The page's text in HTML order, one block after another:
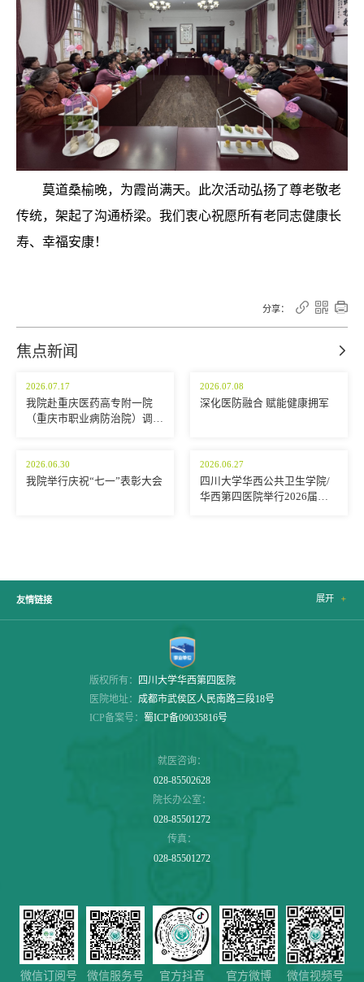
莫道桑榆晚，为霞尚满天。此次活动弘扬了尊老敬老
传统，架起了沟通桥梁。我们衷心祝愿所有老同志健康长
寿、幸福安康！
分享：   
焦点新闻 
2026.07.17
我院赴重庆医药高专附一院
（重庆市职业病防治院）调研
2026.07.08
深化医防融合 赋能健康拥军
2026.06.30
我院举行庆祝“七一”表彰大会
2026.06.27
四川大学华西公共卫生学院/
华西第四医院举行2026届学
友情链接 展开 
版权所有：
四川大学华西第四医院
医院地址： 成都市武侯区人民南路三段18号
ICP备案号： 蜀ICP备09035816号
就医咨询：
028-85502628
院长办公室：
028-85501272
传真：
028-85501272
微信订阅号 微信服务号 官方抖音 官方微博 微信视频号